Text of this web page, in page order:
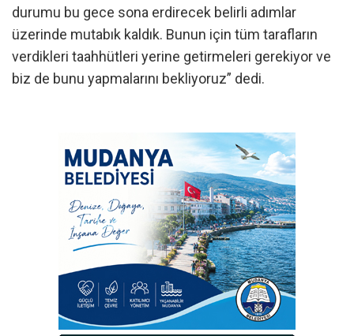
durumu bu gece sona erdirecek belirli adımlar
üzerinde mutabık kaldık. Bunun için tüm tarafların
verdikleri taahhütleri yerine getirmeleri gerekiyor ve
biz de bunu yapmalarını bekliyoruz” dedi.